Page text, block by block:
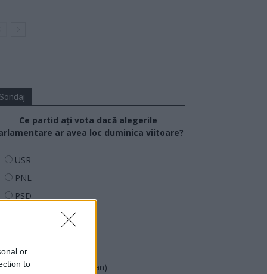
or
to
Ce partid ați vota dacă alegerile
ar avea loc duminica viitoare?
USR
PNL
PSD
PMP (Tomac)
Forța Dreptei (L. Orban)